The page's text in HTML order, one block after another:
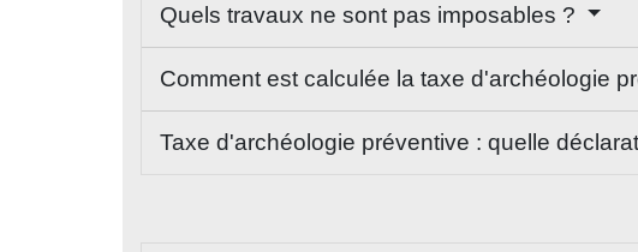
Quels travaux ne sont pas imposables ?
Comment est calculée la taxe d'archéologie
Taxe d'archéologie préventive : quelle